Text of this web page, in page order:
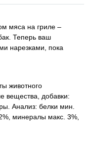
мяса на гриле –
Теперь ваш
нарезками, пока
животного
вещества, добавки:
Анализ: белки мин.
минералы макс. 3%,